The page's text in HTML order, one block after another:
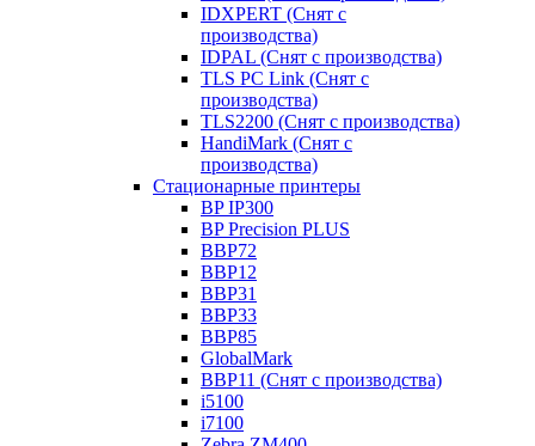
IDXPERT (Снят с
производства)
IDPAL (Снят с производства)
TLS PC Link (Снят с
производства)
TLS2200 (Снят с производства)
HandiMark (Снят с
производства)
Стационарные принтеры
BP IP300
BP Precision PLUS
BBP72
BBP12
BBP31
BBP33
BBP85
GlobalMark
BBP11 (Снят с производства)
i5100
i7100